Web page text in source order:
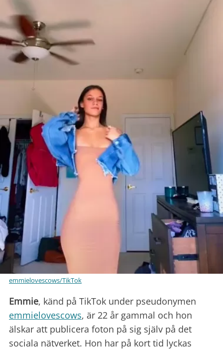
emmielovescows/TikTok
Emmie, känd på TikTok under pseudonymen
emmielovescows, är 22 år gammal och hon
älskar att publicera foton på sig själv på det
sociala nätverket. Hon har på kort tid lyckas